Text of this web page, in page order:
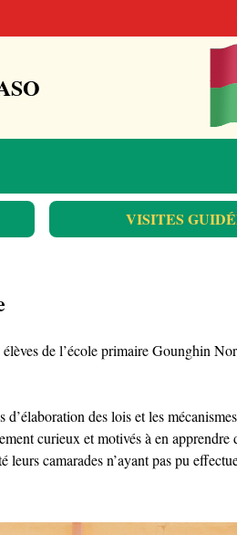
VISITES
de l’école primaire Gounghin
des lois et les
curieux et motivés à en apprendre
camarades n’ayant pas pu